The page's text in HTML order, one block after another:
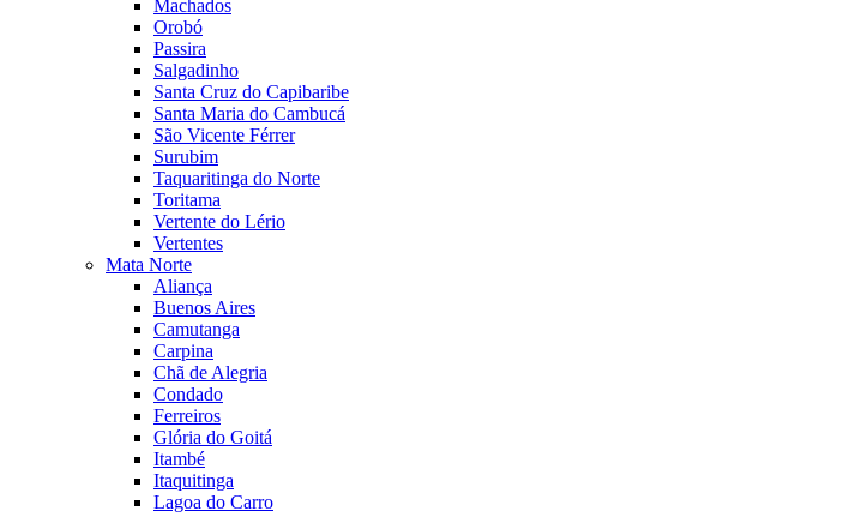
Machados
Orobó
Passira
Salgadinho
Santa Cruz do Capibaribe
Santa Maria do Cambucá
São Vicente Férrer
Surubim
Taquaritinga do Norte
Toritama
Vertente do Lério
Vertentes
Mata Norte
Aliança
Buenos Aires
Camutanga
Carpina
Chã de Alegria
Condado
Ferreiros
Glória do Goitá
Itambé
Itaquitinga
Lagoa do Carro